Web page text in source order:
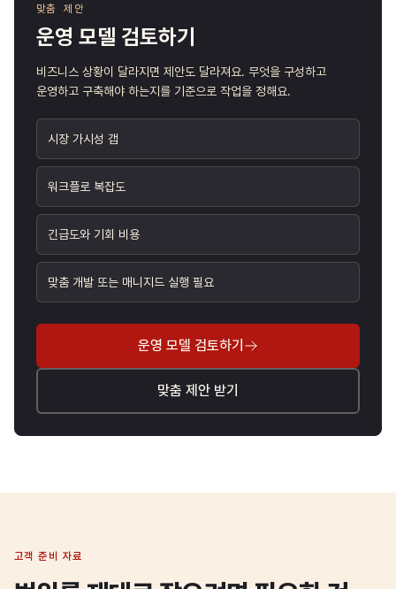
맞춤 제안
운영 모델 검토하기
비즈니스 상황이 달라지면 제안도 달라져요. 무엇을 구성하고
운영하고 구축해야 하는지를 기준으로 작업을 정해요.
시장 가시성 갭
워크플로 복잡도
긴급도와 기회 비용
맞춤 개발 또는 매니지드 실행 필요
운영 모델 검토하기
맞춤 제안 받기
고객 준비 자료